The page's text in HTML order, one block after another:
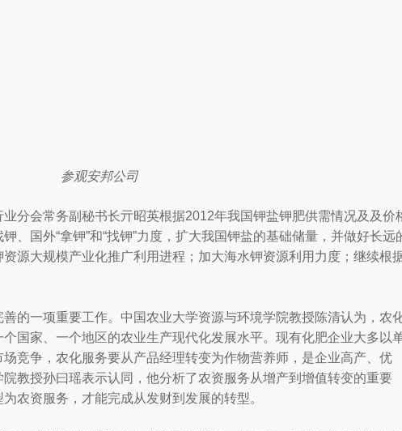
参观安邦公司
会常务副秘书长亓昭英根据2012年我国钾盐钾肥供需情况及及价
、国外“拿钾”和“找钾”力度，扩大我国钾盐的基础储量，并做好长远
源大规模产业化推广利用进程；加大海水钾资源利用力度；继续根
一项重要工作。中国农业大学资源与环境学院教授陈清认为，农
国家、一个地区的农业生产现代化发展水平。现有化肥企业大多以
竞争，农化服务要从产品经理转变为作物营养师，是企业高产、优
教授孙曰瑶表示认同，他分析了农资服务从增产到增值转变的重要
农资服务，才能完成从发财到发展的转型。